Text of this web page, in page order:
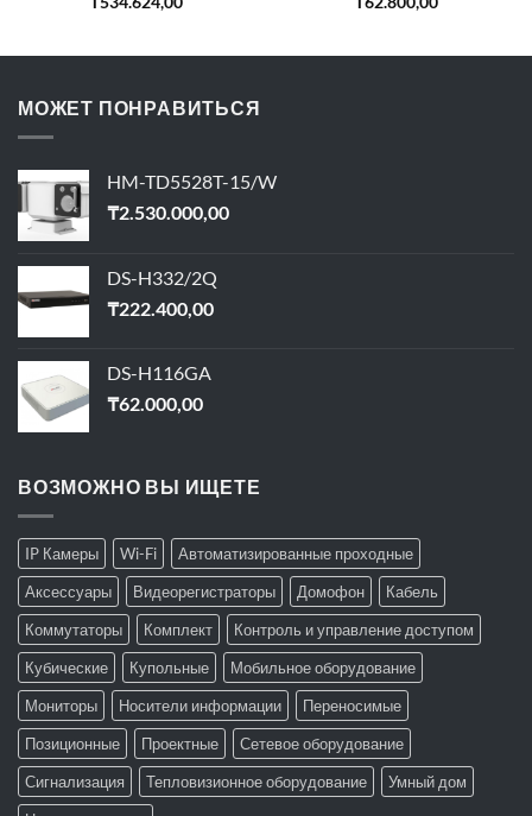
МОЖЕТ ПОНРАВИТЬСЯ
HM-TD5528T-15/W
₸2.530.000,00
DS-H332/2Q
₸222.400,00
DS-H116GA
₸62.000,00
ВОЗМОЖНО ВЫ ИЩЕТЕ
IP Камеры Wi-Fi
Автоматизированные проходные
Аксессуары
Видеорегистраторы Домофон
Кабель
Коммутаторы
Комплект
Контроль и управление доступом
Кубические
Купольные
Мобильное оборудование
Мониторы
Носители информации
Переносимые
Позиционные
Проектные
Сетевое оборудование
Сигнализация
Тепловизионное оборудование
Умный дом